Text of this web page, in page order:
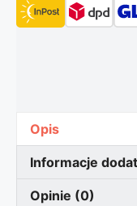
Opis
Informacje
Opinie (0)